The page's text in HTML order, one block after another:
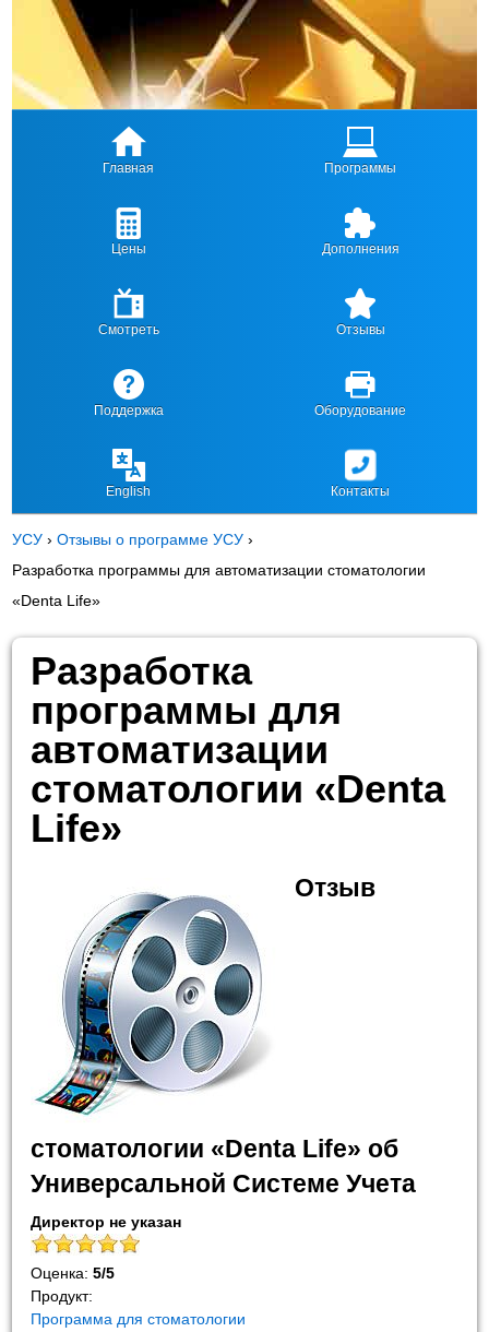
Главная Программы
Цены Дополнения
Смотреть Отзывы
Поддержка Оборудование
English Контакты
УСУ ›Отзывы о программе УСУ ›
Разработка программы для автоматизации стоматологии
«Denta Life»
Разработка
программы для
автоматизации
стоматологии «Denta
Life»
Отзыв
стоматологии «Denta Life» об
Универсальной Системе Учета
Директор не указан
Оценка:5/5
Продукт:
Программа для стоматологии